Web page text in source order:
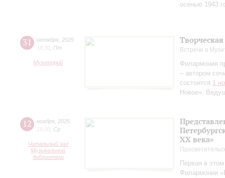
осенью 1943
31 октября 2025
18:30
Пт
Музиторий
Встречи в
Филармония
– автором
состоится 1
Новое».
12 ноября 2025
Ср
Читальный зал
Музыкальной
библиотеки
ХХ века»
Первая в
Филармонии